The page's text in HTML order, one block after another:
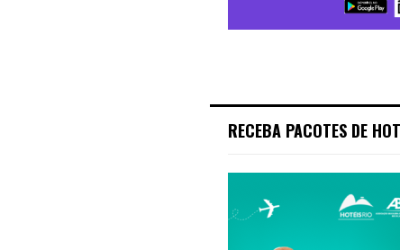
RECEBA PACOTES DE